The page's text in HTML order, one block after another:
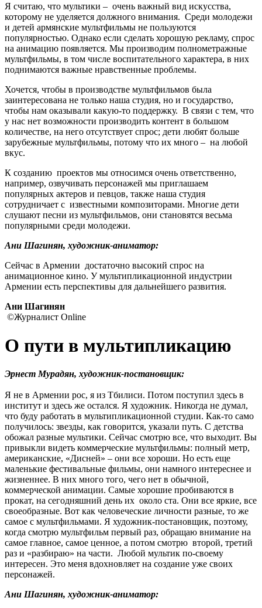
Я считаю, что мультики – очень важный вид искусства,
которому не уделяется должного внимания. Среди молодежи
и детей армянские мультфильмы не пользуются
популярностью. Однако если сделать хорошую рекламу, спрос
на анимацию появляется. Мы производим полнометражные
мультфильмы, в том числе воспитательного характера, в них
поднимаются важные нравственные проблемы.
Хочется, чтобы в производстве мультфильмов была
заинтересована не только наша студия, но и государство,
чтобы нам оказывали какую-то поддержку. В связи с тем, что
у нас нет возможности производить контент в большом
количестве, на него отсутствует спрос; дети любят больше
зарубежные мультфильмы, потому что их много – на любой
вкус.
К созданию проектов мы относимся очень ответственно,
например, озвучивать персонажей мы приглашаем
популярных актеров и певцов, также наша студия
сотрудничает с известными композиторами. Многие дети
слушают песни из мультфильмов, они становятся весьма
популярными среди молодежи.
Ани Шагинян, художник-аниматор:
Сейчас в Армении достаточно высокий спрос на
анимационное кино. У мультипликационной индустрии
Армении есть перспективы для дальнейшего развития.
Ани Шагинян
©Журналист Online
О пути в мультипликацию
Эрнест Мурадян, художник-постановщик:
Я не в Армении рос, я из Тбилиси. Потом поступил здесь в
институт и здесь же остался. Я художник. Никогда не думал,
что буду работать в мультипликационной студии. Как-то само
получилось: звезды, как говорится, указали путь. С детства
обожал разные мультики. Сейчас смотрю все, что выходит. Вы
привыкли видеть коммерческие мультфильмы: полный метр,
американские, «Дисней» – они все хороши. Но есть еще
маленькие фестивальные фильмы, они намного интереснее и
жизненнее. В них много того, чего нет в обычной,
коммерческой анимации. Самые хорошие пробиваются в
прокат, на сегодняшний день их около ста. Они все яркие, все
своеобразные. Вот как человеческие личности разные, то же
самое с мультфильмами. Я художник-постановщик, поэтому,
когда смотрю мультфильм первый раз, обращаю внимание на
самое главное, самое ценное, а потом смотрю второй, третий
раз и «разбираю» на части. Любой мультик по-своему
интересен. Это меня вдохновляет на создание уже своих
персонажей.
Ани Шагинян, художник-аниматор: